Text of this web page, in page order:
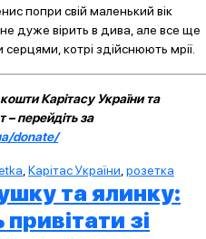
попри свій маленький вік
дуже вірить в дива, але все ще
котрі здійснюють мрії.
Карітасу України та
– перейдіть за
donate/
Карітас України розетка
та ялинку:
зі